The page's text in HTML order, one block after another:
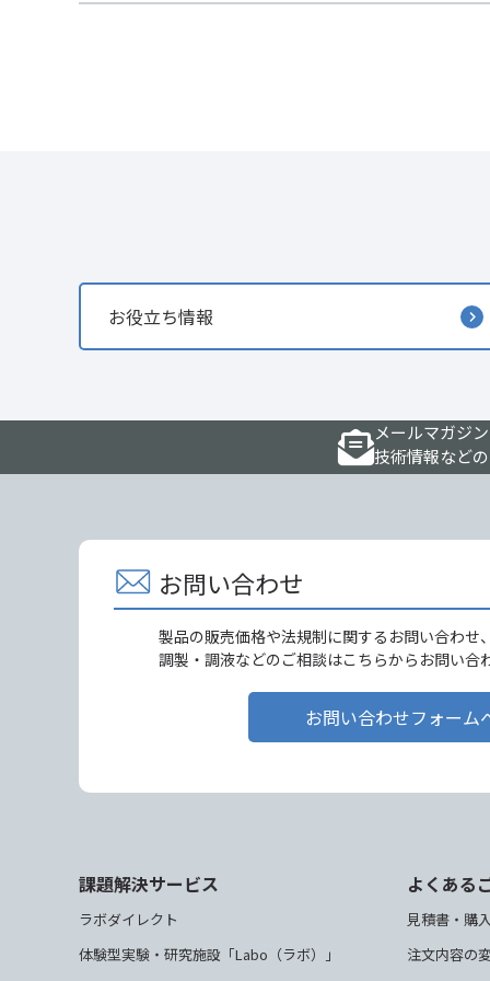
お役立ち情報
メールマガジ
技術情報など
お問い合わせ
製品の販売価格や法規制に関するお問い合わせ
調製・調液などのご相談はこちらからお問い合
お問い合わせフォーム
課題解決サービス
ラボダイレクト
体験型実験・研究施設「Labo（ラボ）」
よくある
見積書・購
注文内容の